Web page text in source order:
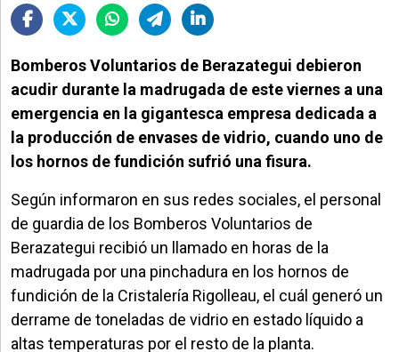
Provincia
Salud
Cultura
»
»
Gestión
»
Sociedad
Bomberos Voluntarios de Berazategui debieron
acudir durante la madrugada de este viernes a una
emergencia en la gigantesca empresa dedicada a
la producción de envases de vidrio, cuando uno de
los hornos de fundición sufrió una fisura.
Según informaron en sus redes sociales, el personal
de guardia de los Bomberos Voluntarios de
Berazategui recibió un llamado en horas de la
madrugada por una pinchadura en los hornos de
fundición de la Cristalería Rigolleau, el cuál generó un
derrame de toneladas de vidrio en estado líquido a
altas temperaturas por el resto de la planta.